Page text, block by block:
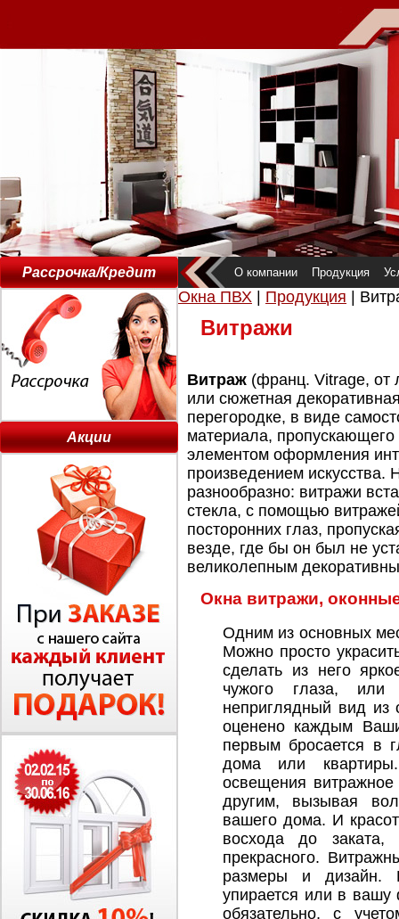
Рассрочка/Кредит О компании Продукция
Акции
Окна ПВХ Продукция |
Витражи
Витраж (франц. Vitrage, от
или сюжетная
перегородке, в виде
материала, пропускающего
элементом оформления
произведением искусства.
разнообразно: витражи
стекла, с помощью
посторонних глаз,
везде, где бы он был не
великолепным
Окна витражи,
Одним из основных
Можно просто
сделать из него
чужого глаза,
неприглядный вид из
оценено каждым
первым бросается в
дома или квартиры.
освещения витражное
другим, вызывая
вашего дома. И
восхода до заката,
прекрасного.
размеры и дизайн.
упирается или в
обязательно, с